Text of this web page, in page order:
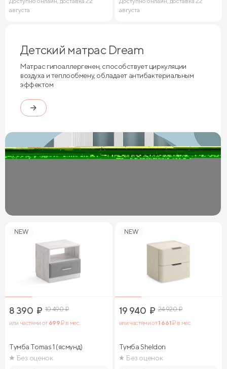
августа
августа
Детский матрас Dream
Матрас гипоаллергенен, способствует циркуляции
воздуха и теплообмену, обладает антибактериальным
эффектом
NEW
8 390 ₽ 10 490₽
или частями от 699₽ в мес.
Тумба Tomas 1 (ясмунд)
Без оценок
NEW
19 940 ₽ 24 920₽
или частями от1 661₽ в мес.
Тумба Sheldon
Без оценок